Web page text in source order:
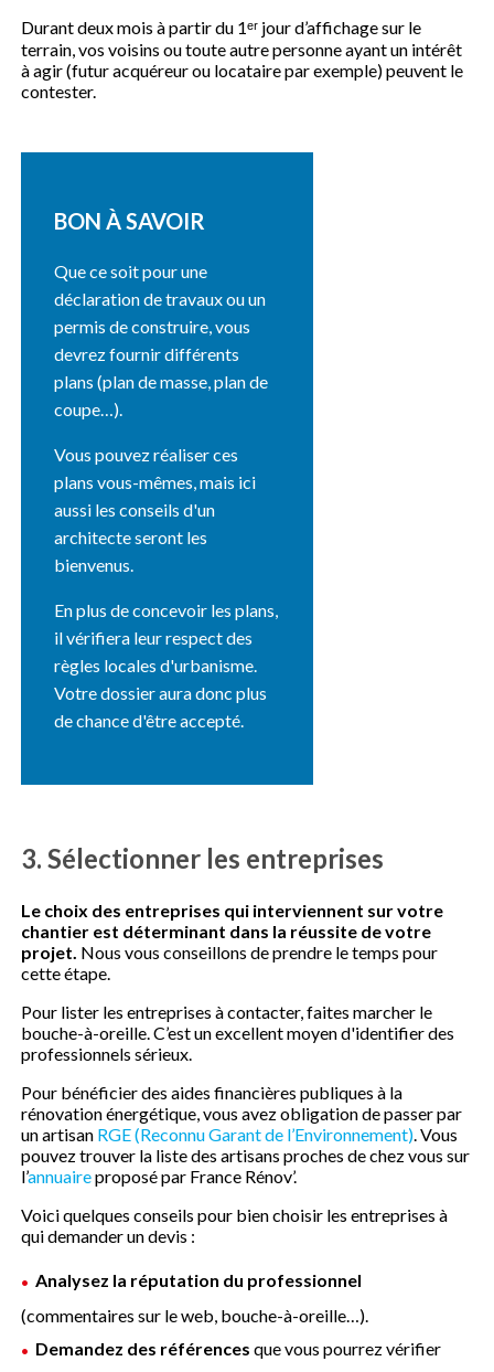
Durant deux mois à partir du 1ᵉʳ jour d’affichage sur le
terrain, vos voisins ou toute autre personne ayant un intérêt
à agir (futur acquéreur ou locataire par exemple) peuvent le
contester.
BON À SAVOIR
Que ce soit pour une
déclaration de travaux ou un
permis de construire, vous
devrez fournir différents
plans (plan de masse, plan de
coupe…).
Vous pouvez réaliser ces
plans vous-mêmes, mais ici
aussi les conseils d'un
architecte seront les
bienvenus.
En plus de concevoir les plans,
il vérifiera leur respect des
règles locales d'urbanisme.
Votre dossier aura donc plus
de chance d'être accepté.
3. Sélectionner les entreprises
Le choix des entreprises qui interviennent sur votre
chantier est déterminant dans la réussite de votre
projet. Nous vous conseillons de prendre le temps pour
cette étape.
Pour lister les entreprises à contacter, faites marcher le
bouche-à-oreille. C’est un excellent moyen d'identifier des
professionnels sérieux.
Pour bénéficier des aides financières publiques à la
rénovation énergétique, vous avez obligation de passer par
un artisan RGE (Reconnu Garant de l’Environnement). Vous
pouvez trouver la liste des artisans proches de chez vous sur
l’annuaireproposé par France Rénov’.
Voici quelques conseils pour bien choisir les entreprises à
qui demander un devis :
Analysez la réputation du professionnel
(commentaires sur le web, bouche-à-oreille…).
Demandez des référencesque vous pourrez vérifier